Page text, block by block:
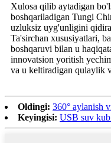
Xulosa qilib aytadigan
boshqariladigan Tungi
uzluksiz uyg'unligini
Ta'sirchan xususiyatlari,
boshqaruvi bilan u
innovatsion yoritish
va u keltiradigan qulaylik
Oldingi: 360° aylanish
Keyingisi: USB suv